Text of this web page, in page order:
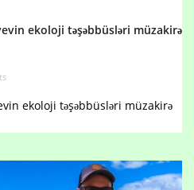
ekoloji təşəbbüsləri müzakirə
ekoloji təşəbbüsləri müzakirə